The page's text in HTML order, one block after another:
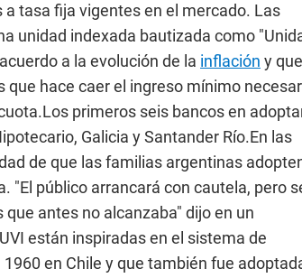
tasa fija vigentes en el mercado. Las
unidad indexada bautizada como
a la evolución de la inflación y que
hace caer el ingreso mínimo
primeros seis bancos en
Galicia y Santander Río.En las
de que las familias argentinas
"El público arrancará con cautela, pero
antes no alcanzaba" dijo en un
están inspiradas en el sistema de
en Chile y que también fue